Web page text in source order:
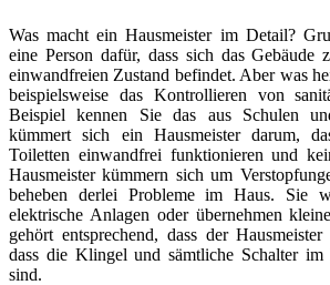
Was macht ein Hausmeister im Detail?
eine Person dafür, dass sich das Gebäude
einwandfreien Zustand befindet. Aber was
beispielsweise das Kontrollieren von
Beispiel kennen Sie das aus Schulen
kümmert sich ein Hausmeister darum,
Toiletten einwandfrei funktionieren und
Hausmeister kümmern sich um
beheben derlei Probleme im Haus. Sie
elektrische Anlagen oder übernehmen
gehört entsprechend, dass der
dass die Klingel und sämtliche Schalter im
sind.